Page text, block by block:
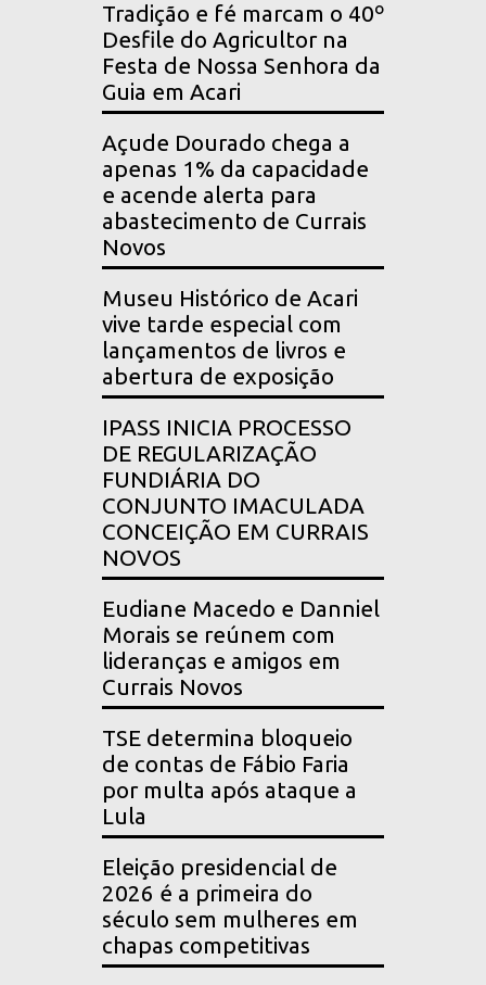
Tradição e fé marcam o 40º
Desfile do Agricultor na
Festa de Nossa Senhora da
Guia em Acari
Açude Dourado chega a
apenas 1% da capacidade
e acende alerta para
abastecimento de Currais
Novos
Museu Histórico de Acari
vive tarde especial com
lançamentos de livros e
abertura de exposição
IPASS INICIA PROCESSO
DE REGULARIZAÇÃO
FUNDIÁRIA DO
CONJUNTO IMACULADA
CONCEIÇÃO EM CURRAIS
NOVOS
Eudiane Macedo e Danniel
Morais se reúnem com
lideranças e amigos em
Currais Novos
TSE determina bloqueio
de contas de Fábio Faria
por multa após ataque a
Lula
Eleição presidencial de
2026 é a primeira do
século sem mulheres em
chapas competitivas